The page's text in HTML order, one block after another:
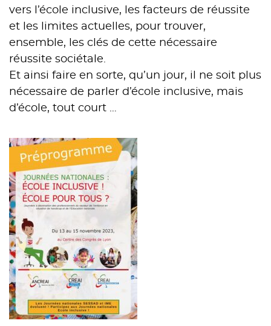
vers l’école inclusive, les facteurs de réussite
et les limites actuelles, pour trouver,
ensemble, les clés de cette nécessaire
réussite sociétale.
Et ainsi faire en sorte, qu’un jour, il ne soit plus
nécessaire de parler d’école inclusive, mais
d’école, tout court …